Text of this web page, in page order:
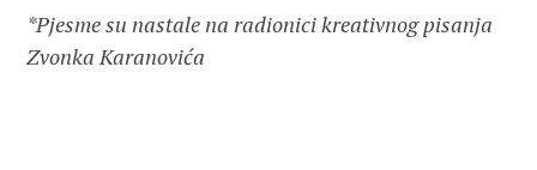
*Pjesme su nastale na radionici kreativnog pisanja
Zvonka Karanovića